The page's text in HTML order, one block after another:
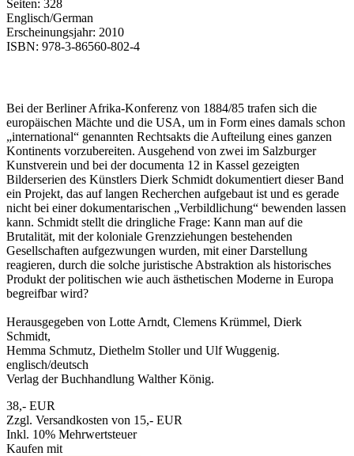
Seiten: 328
Englisch/German
Erscheinungsjahr: 2010
ISBN: 978-3-86560-802-4
Bei der Berliner Afrika-Konferenz von 1884/85 trafen sich die
europäischen Mächte und die USA, um in Form eines damals schon
„international“ genannten Rechtsakts die Aufteilung eines ganzen
Kontinents vorzubereiten. Ausgehend von zwei im Salzburger
Kunstverein und bei der documenta 12 in Kassel gezeigten
Bilderserien des Künstlers Dierk Schmidt dokumentiert dieser Band
ein Projekt, das auf langen Recherchen aufgebaut ist und es gerade
nicht bei einer dokumentarischen „Verbildlichung“ bewenden lassen
kann. Schmidt stellt die dringliche Frage: Kann man auf die
Brutalität, mit der koloniale Grenzziehungen bestehenden
Gesellschaften aufgezwungen wurden, mit einer Darstellung
reagieren, durch die solche juristische Abstraktion als historisches
Produkt der politischen wie auch ästhetischen Moderne in Europa
begreifbar wird?
Herausgegeben von Lotte Arndt, Clemens Krümmel, Dierk
Schmidt,
Hemma Schmutz, Diethelm Stoller und Ulf Wuggenig.
englisch/deutsch
Verlag der Buchhandlung Walther König.
38,- EUR
Zzgl. Versandkosten von 15,- EUR
Inkl. 10% Mehrwertsteuer
Kaufen mit